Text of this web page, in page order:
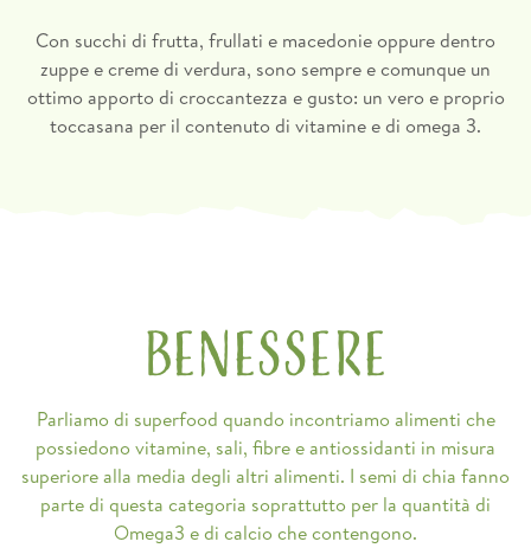
di cui acidi grassi saturi
3,8g
Carboidrati
4,5g
di cui zuccheri
Con succhi di frutta, frullati e macedonie oppure dentro
zuppe e creme di verdura, sono sempre e comunque un
ottimo apporto di croccantezza e gusto: un vero e proprio
toccasana per il contenuto di vitamine e di omega 3.
Benessere
Parliamo di superfood quando incontriamo alimenti che
possiedono vitamine, sali, fibre e antiossidanti in misura
superiore alla media degli altri alimenti. I semi di chia fanno
parte di questa categoria soprattutto per la quantità di
Omega3 e di calcio che contengono.